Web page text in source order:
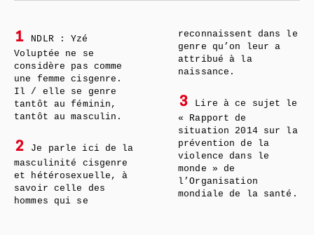
1
NDLR : Yzé
Voluptée ne se
considère pas comme
une femme cisgenre.
Il / elle se genre
tantôt au féminin,
tantôt au masculin.
2
Je parle ici de la
masculinité cisgenre
et hétérosexuelle, à
savoir celle des
hommes qui se
reconnaissent dans le
genre qu’on leur a
attribué à la
naissance.
3
Lire à ce sujet le
« Rapport de
situation 2014 sur la
prévention de la
violence dans le
monde » de
l’Organisation
mondiale de la santé.